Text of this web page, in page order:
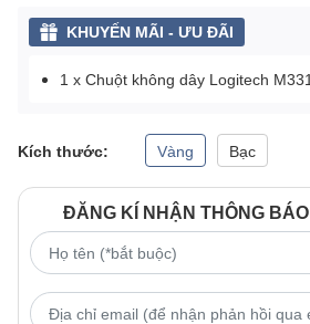
KHUYẾN MÃI - ƯU ĐÃI
1 x Chuột không dây Logitech
Kích thước: Vàng Bạc
ĐĂNG KÍ NHẬN THÔNG